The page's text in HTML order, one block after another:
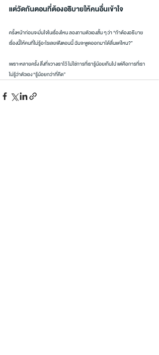
แต่วัดกันตอนที่ต้องอธิบายให้คนอื่นเข้าใจ
ครั้งหน้าก่อนจะมั่นใจในเรื่องไหน ลองถามตัวเองสั้น ๆ ว่า “ถ้าต้องอธิบาย
เรื่องนี้ให้คนที่ไม่รู้อะไรเลยฟังตอนนี้ ฉันจะพูดออกมาได้ลื่นแค่ไหน?”
เพราะหลายครั้ง สิ่งที่ขวางเราไว้ ไม่ใช่การที่เรารู้น้อยเกินไป แต่คือการที่เรา
ไม่รู้ว่าตัวเอง “รู้น้อยกว่าที่คิด”